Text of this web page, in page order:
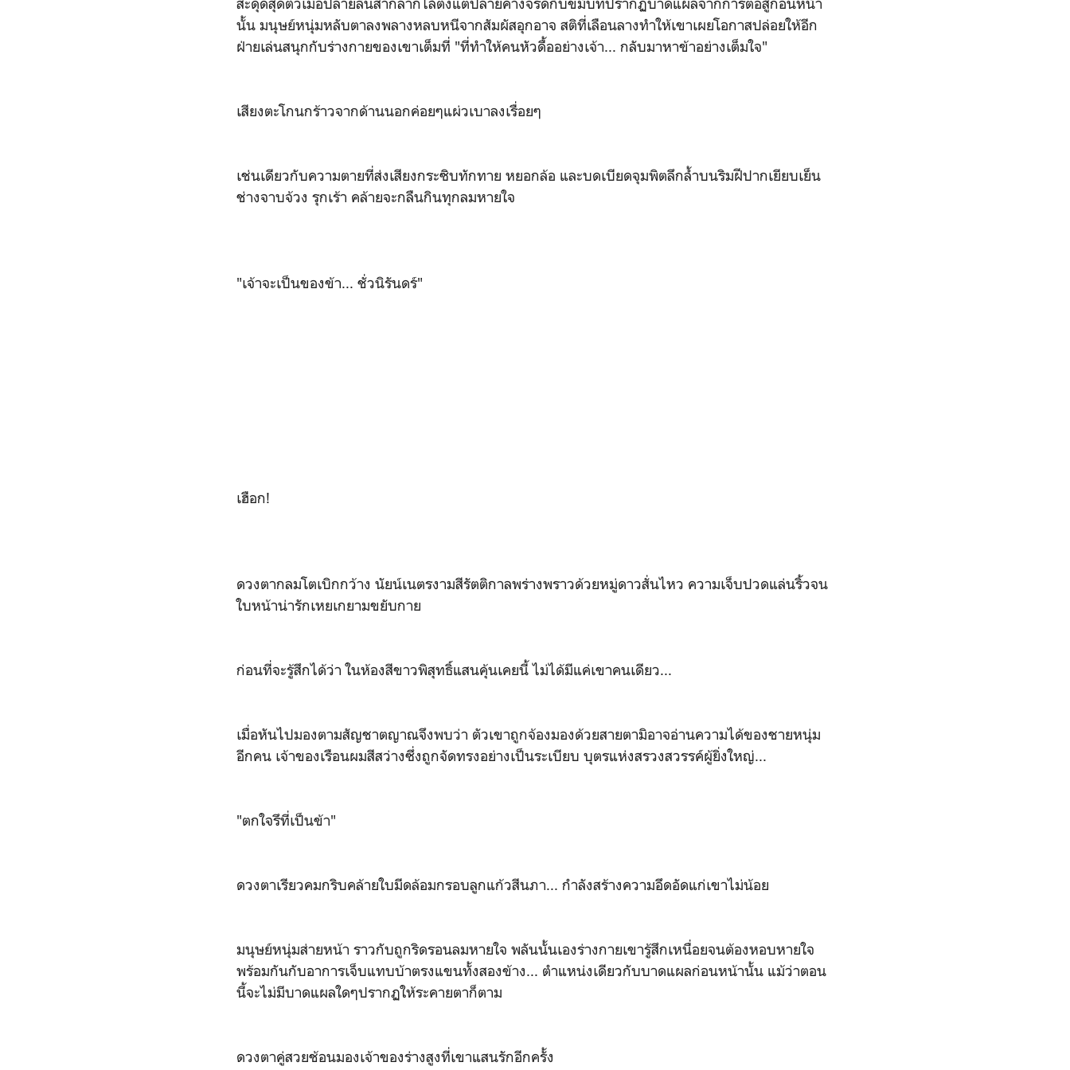
นั้น มนุษย์หนุ่มหลับตาลงพลางหลบหนีจากสัมผัสอุกอาจ สติที่เลือนลางทำให้เขาเผยโอกาสปล่อยให้อีก
ฝ่ายเล่นสนุกกับร่างกายของเขาเต็มที่ "ที่ทำให้คนหัวดื้ออย่างเจ้า... กลับมาหาข้าอย่างเต็มใจ"
เสียงตะโกนกร้าวจากด้านนอกค่อยๆแผ่วเบาลงเรื่อยๆ
เช่นเดียวกับความตายที่ส่งเสียงกระซิบทักทาย หยอกล้อ และบดเบียดจุมพิตลึกล้ำบนริมฝีปากเยียบเย็น
ช่างจาบจ้วง รุกเร้า คล้ายจะกลืนกินทุกลมหายใจ
"เจ้าจะเป็นของข้า... ชั่วนิรันดร์"
เฮือก!
ดวงตากลมโตเบิกกว้าง นัยน์เนตรงามสีรัตติกาลพร่างพราวด้วยหมู่ดาวสั่นไหว ความเจ็บปวดแล่นริ้วจน
ใบหน้าน่ารักเหยเกยามขยับกาย
ก่อนที่จะรู้สึกได้ว่า ในห้องสีขาวพิสุทธิ์แสนคุ้นเคยนี้ ไม่ได้มีแค่เขาคนเดียว...
เมื่อหันไปมองตามสัญชาตญาณจึงพบว่า ตัวเขาถูกจ้องมองด้วยสายตามิอาจอ่านความได้ของชายหนุ่ม
อีกคน เจ้าของเรือนผมสีสว่างซึ่งถูกจัดทรงอย่างเป็นระเบียบ บุตรแห่งสรวงสวรรค์ผู้ยิ่งใหญ่...
"ตกใจรึที่เป็นข้า"
ดวงตาเรียวคมกริบคล้ายใบมีดล้อมกรอบลูกแก้วสีนภา... กำลังสร้างความอึดอัดแก่เขาไม่น้อย
มนุษย์หนุ่มส่ายหน้า ราวกับถูกริดรอนลมหายใจ พลันนั้นเองร่างกายเขารู้สึกเหนื่อยจนต้องหอบหายใจ
พร้อมกันกับอาการเจ็บแทบบ้าตรงแขนทั้งสองข้าง... ตำแหน่งเดียวกับบาดแผลก่อนหน้านั้น แม้ว่าตอน
นี้จะไม่มีบาดแผลใดๆปรากฏให้ระคายตาก็ตาม
ดวงตาคู่สวยช้อนมองเจ้าของร่างสูงที่เขาแสนรักอีกครั้ง